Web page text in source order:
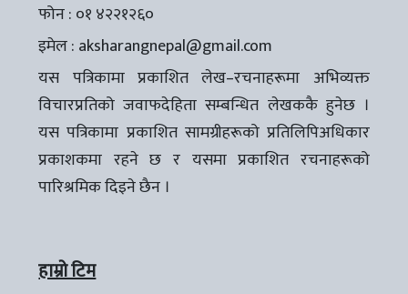
फोन : ०१ ४२२१२६०
इमेल : aksharangnepal@gmail.com
यस पत्रिकामा प्रकाशित लेख–रचनाहरूमा अभिव्यक्त
विचारप्रतिको जवाफदेहिता सम्बन्धित लेखककै हुनेछ ।
यस पत्रिकामा प्रकाशित सामग्रीहरूको प्रतिलिपिअधिकार
प्रकाशकमा रहने छ र यसमा प्रकाशित रचनाहरूको
पारिश्रमिक दिइने छैन ।
हाम्रो टिम